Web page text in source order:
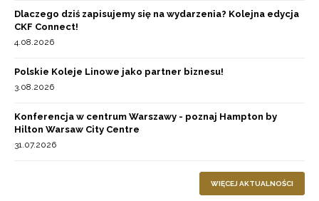
Dlaczego dziś zapisujemy się na wydarzenia? Kolejna edycja
CKF Connect!
4.08.2026
Polskie Koleje Linowe jako partner biznesu!
3.08.2026
Konferencja w centrum Warszawy - poznaj Hampton by
Hilton Warsaw City Centre
31.07.2026
WIĘCEJ AKTUALNOŚCI